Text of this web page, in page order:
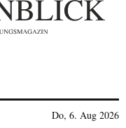
Do, 6. Aug 2026